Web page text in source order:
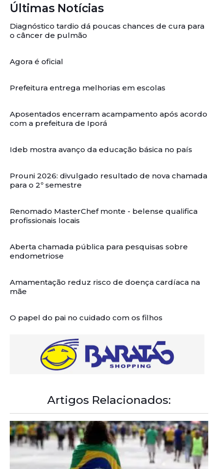
Últimas Notícias
Diagnóstico tardio dá poucas chances de cura para
o câncer de pulmão
Agora é oficial
Prefeitura entrega melhorias em escolas
Aposentados encerram acampamento após acordo
com a prefeitura de Iporá
Ideb mostra avanço da educação básica no país
Prouni 2026: divulgado resultado de nova chamada
para o 2º semestre
Renomado MasterChef monte - belense qualifica
profissionais locais
Aberta chamada pública para pesquisas sobre
endometriose
Amamentação reduz risco de doença cardíaca na
mãe
O papel do pai no cuidado com os filhos
Artigos Relacionados: